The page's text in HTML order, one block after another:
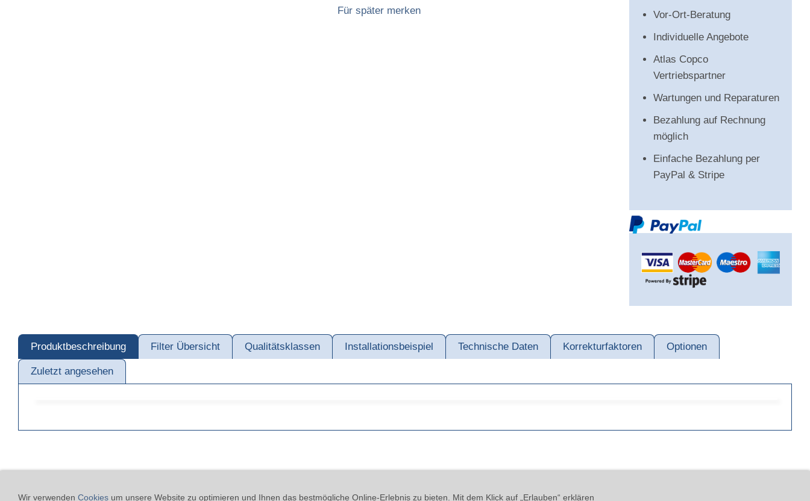
Für später merken
Vor-Ort-Beratung
Individuelle Angebote
Atlas Copco
Vertriebspartner
Wartungen und Reparaturen
Bezahlung auf Rechnung
möglich
Einfache Bezahlung per
PayPal & Stripe
Produktbeschreibung Filter Übersicht Qualitätsklassen Installationsbeispiel Technische Daten Korrekturfaktoren Optionen
Zuletzt angesehen
Wir verwenden Cookies um unsere Website zu optimieren und Ihnen das bestmögliche Online-Erlebnis zu bieten. Mit dem Klick auf „Erlauben“ erklären